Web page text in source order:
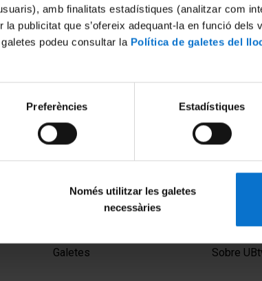
amb finalitats estadístiques (analitzar com
la publicitat que s’ofereix adequant-la en funció
podeu consultar la Política de galetes del
Preferències Estadístiques
Només utilitzar les galetes
necessàries
a los
Galetes
PEU 2
Sobre